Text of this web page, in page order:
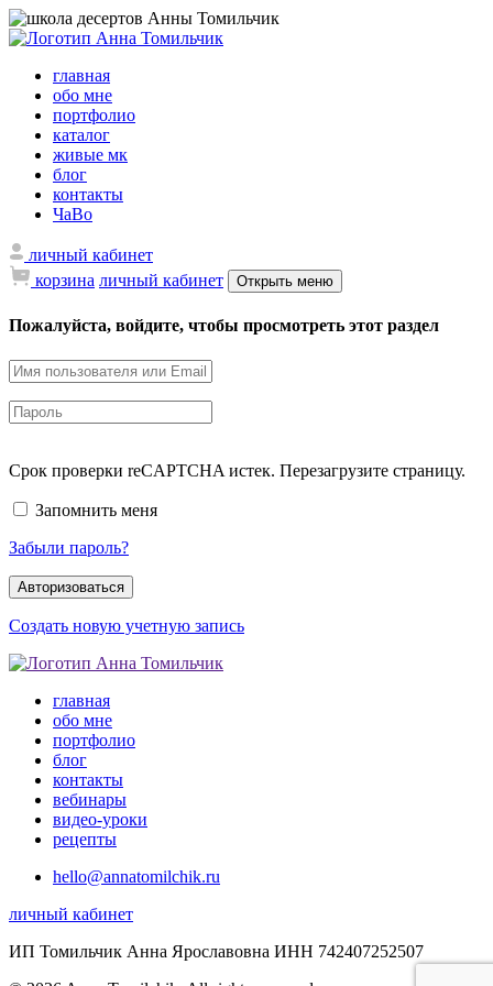
главная
обо мне
портфолио
каталог
живые мк
блог
контакты
ЧаВо
личный кабинет
корзина личный кабинет Открыть меню
Пожалуйста, войдите, чтобы просмотреть этот раздел
Срок проверки reCAPTCHA истек. Перезагрузите страницу.
Запомнить меня
Забыли пароль?
Создать новую учетную запись
главная
обо мне
портфолио
блог
контакты
вебинары
видео-уроки
рецепты
hello@annatomilchik.ru
личный кабинет
ИП Томильчик Анна Ярославовна ИНН 742407252507